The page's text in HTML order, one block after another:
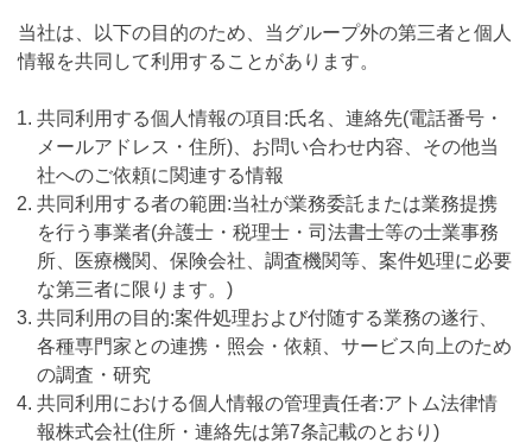
当社は、以下の目的のため、当グループ外の第三者と個人
情報を共同して利用することがあります。
共同利用する個人情報の項目:氏名、連絡先(電話番号・
メールアドレス・住所)、お問い合わせ内容、その他当
社へのご依頼に関連する情報
共同利用する者の範囲:当社が業務委託または業務提携
を行う事業者(弁護士・税理士・司法書士等の士業事務
所、医療機関、保険会社、調査機関等、案件処理に必要
な第三者に限ります。)
共同利用の目的:案件処理および付随する業務の遂行、
各種専門家との連携・照会・依頼、サービス向上のため
の調査・研究
共同利用における個人情報の管理責任者:アトム法律情
報株式会社(住所・連絡先は第7条記載のとおり)